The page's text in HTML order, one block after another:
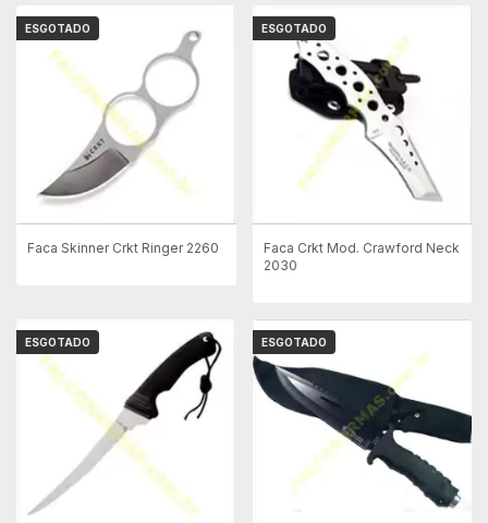
ESGOTADO
Faca Skinner Crkt Ringer 2260
ESGOTADO
Faca Crkt Mod. Crawford Neck
2030
ESGOTADO ESGOTADO